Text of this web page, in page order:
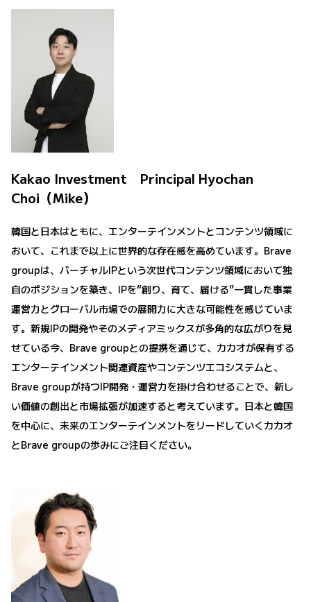
Kakao Investment Principal Hyochan
Choi（Mike）
韓国と日本はともに、エンターテインメントとコンテンツ領域に
おいて、これまで以上に世界的な存在感を高めています。Brave
groupは、バーチャルIPという次世代コンテンツ領域において独
自のポジションを築き、IPを“創り、育て、届ける”一貫した事業
運営力とグローバル市場での展開力に大きな可能性を感じていま
す。新規IPの開発やそのメディアミックスが多角的な広がりを見
せている今、Brave groupとの提携を通じて、カカオが保有する
エンターテインメント関連資産やコンテンツエコシステムと、
Brave groupが持つIP開発・運営力を掛け合わせることで、新し
い価値の創出と市場拡張が加速すると考えています。日本と韓国
を中心に、未来のエンターテインメントをリードしていくカカオ
とBrave groupの歩みにご注目ください。